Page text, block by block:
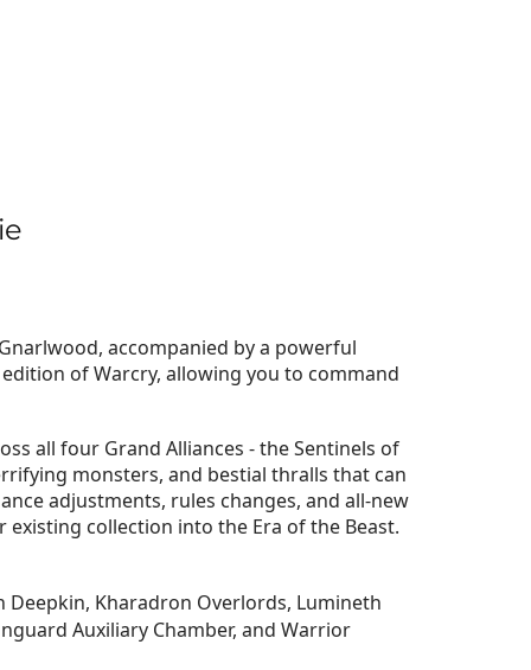
accompanied by a powerful
of Warcry, allowing you to command
all four Grand Alliances - the Sentinels of
monsters, and bestial thralls that can
adjustments, rules changes, and all-new
collection into the Era of the Beast.
Deepkin, Kharadron Overlords, Lumineth
Auxiliary Chamber, and Warrior